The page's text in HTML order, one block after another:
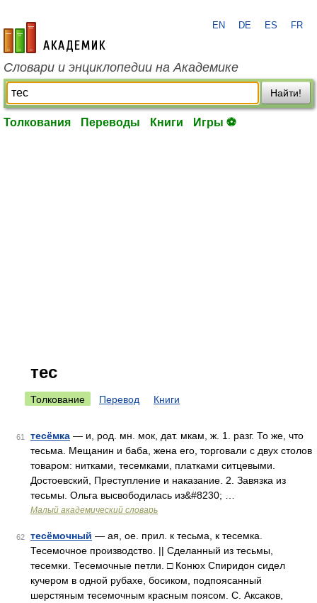
academic.ru
EN DE ES FR
Словари и энциклопедии на Академике
Найти!
Толкования Переводы Книги Игры ⚽
тес
Толкование Перевод Книги
61 тесёмка — и, род. мн. мок, дат. мкам, ж. 1. разг. То же, что
тесьма. Мещанин и баба, жена его, торговали с двух столов
товаром: нитками, тесемками, платками ситцевыми.
Достоевский, Преступление и наказание. 2. Завязка из
тесьмы. Ольга высвободилась из&#8230; …
Малый академический словарь
62 тесёмочный — ая, ое. прил. к тесьма, к тесемка.
Тесемочное производство. || Сделанный из тесьмы,
тесемки. Тесемочные петли. □ Конюх Спиридон сидел
кучером в одной рубахе, босиком, подпоясанный
шерстяным тесемочным красным поясом. С. Аксаков,